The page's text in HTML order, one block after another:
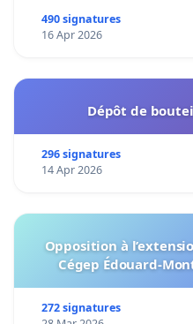
490 signatures
16 Apr 2026
Dépôt de
296 signatures
14 Apr 2026
Opposition à
Cégep Édouard-
272 signatures